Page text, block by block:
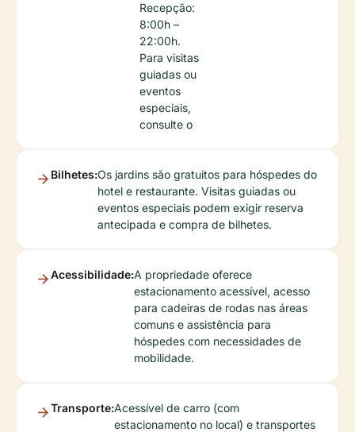
Recepção:
8:00h –
22:00h.
Para visitas
guiadas ou
eventos
especiais,
consulte o
Bilhetes:Os jardins são gratuitos para hóspedes do
hotel e restaurante. Visitas guiadas ou
eventos especiais podem exigir reserva
antecipada e compra de bilhetes.
Acessibilidade:A propriedade oferece
estacionamento acessível, acesso
para cadeiras de rodas nas áreas
comuns e assistência para
hóspedes com necessidades de
mobilidade.
Transporte:Acessível de carro (com
estacionamento no local) e transportes